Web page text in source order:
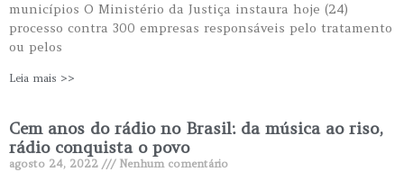
municípios O Ministério da Justiça instaura hoje (24)
processo contra 300 empresas responsáveis pelo tratamento
ou pelos
Leia mais >>
Cem anos do rádio no Brasil: da música ao riso,
rádio conquista o povo
agosto 24, 2022 Nenhum comentário